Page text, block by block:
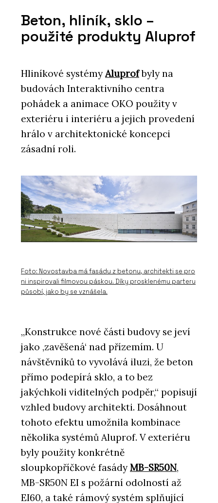
Beton, hliník, sklo –
použité produkty Aluprof
Hliníkové systémyAluprofbyly na
budovách Interaktivního centra
pohádek a animace OKO použity v
exteriéru i interiéru a jejich provedení
hrálo v architektonické koncepci
zásadní roli.
Foto: Novostavba má fasádu z betonu, architekti se pro
ni inspirovali filmovou páskou. Díky prosklenému parteru
působí, jako by se vznášela.
„Konstrukce nové části budovy se jeví
jako ‚zavěšená‘ nad přízemím. U
návštěvníků to vyvolává iluzi, že beton
přímo podepírá sklo, a to bez
jakýchkoli viditelných podpěr,“ popisují
vzhled budovy architekti. Dosáhnout
tohoto efektu umožnila kombinace
několika systémů Aluprof. V exteriéru
byly použity konkrétně
sloupkopříčkové fasády MB-SR50N,
MB-SR50N EI s požární odolností až
EI60, a také rámový systém splňující